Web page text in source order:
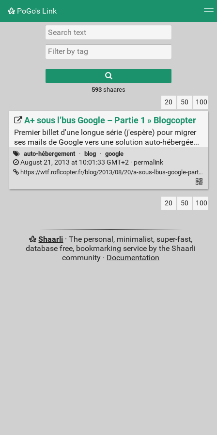
PoGo's Link
Picture wall
results.
593shaares
20 50 100
A+ sous l’bus Google – Partie 1 » Blogcopter
Premier billet d'une longue série (j'espère) pour migrer
ses mails de Google vers une solution auto-hébergée...
auto-hébergement · blog · google
August 21, 2013 at 10:01:33 GMT+2 · permalink
https://wtf.roflcopter.fr/blog/2013/08/20/a-sous-lbus-google-partie-1/
20 50 100
Shaarli · The personal, minimalist, super-fast,
database free, bookmarking service by the Shaarli
community · Documentation